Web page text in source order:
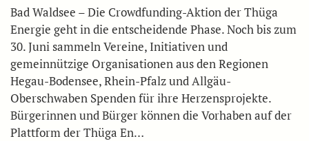
Bad Waldsee – Die Crowdfunding-Aktion der Thüga
Energie geht in die entscheidende Phase. Noch bis zum
30. Juni sammeln Vereine, Initiativen und
gemeinnützige Organisationen aus den Regionen
Hegau-Bodensee, Rhein-Pfalz und Allgäu-
Oberschwaben Spenden für ihre Herzensprojekte.
Bürgerinnen und Bürger können die Vorhaben auf der
Plattform der Thüga En…